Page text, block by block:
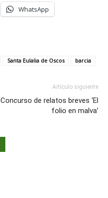
WhatsApp
Santa Eulalia de Oscos barcia
Artículo siguiente
Concurso de relatos breves ‘El
folio en malva’